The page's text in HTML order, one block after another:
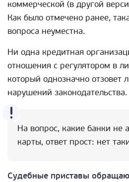
коммерческой (в другой
Как было отмечено ранее,
вопроса неуместна.
Ни одна кредитная
отношения с регулятором в
который однозначно отзовет
нарушений законодательства.
На вопрос, какие банки не
карты, ответ прост: нет
Судебные приставы